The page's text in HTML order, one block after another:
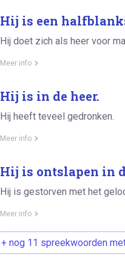
Hij is een
Hij doet zich als heer voor
Meer info
Hij is in de heer.
Hij heeft teveel gedronken.
Meer info
Hij is ontslapen in
Hij is gestorven met het
Meer info
+ nog 11 spreekwoorden